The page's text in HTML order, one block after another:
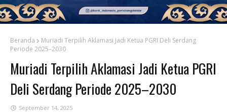
Beranda
Muriadi Terpilih Aklamasi Jadi Ketua PGRI Deli Serdang
Periode 2025–2030
Muriadi Terpilih Aklamasi Jadi Ketua PGRI
Deli Serdang Periode 2025–2030
September 14, 2025